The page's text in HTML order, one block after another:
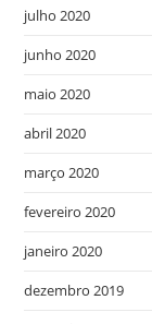
julho 2020
junho 2020
maio 2020
abril 2020
março 2020
fevereiro 2020
janeiro 2020
dezembro 2019